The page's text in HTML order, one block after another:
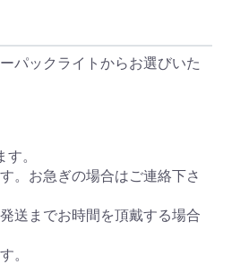
パックライトからお選びいた
。
。お急ぎの場合はご連絡下さ
送までお時間を頂戴する場合
。